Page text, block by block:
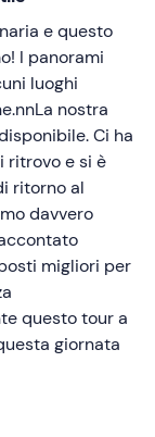
e questo
I panorami
luoghi
nostra
Ci ha
ritrovo e si è
ritorno al
davvero
migliori per
questo tour a
giornata